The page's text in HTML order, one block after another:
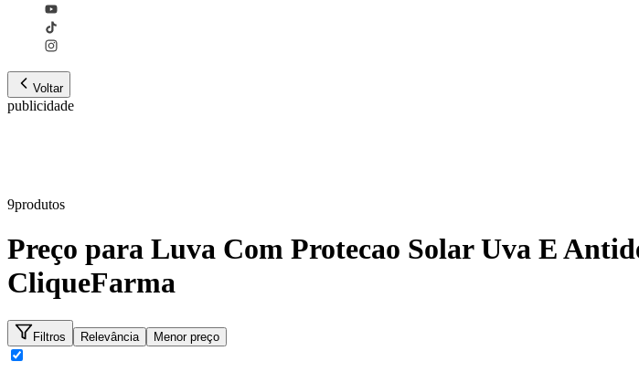
Voltar
publicidade
9produtos
Preço para Luva Com Protecao Solar Uva E
CliqueFarma
Filtros Relevância Menor preço